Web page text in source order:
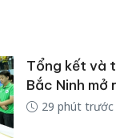
Tổng kết và
Bắc Ninh mở
29 phút trước